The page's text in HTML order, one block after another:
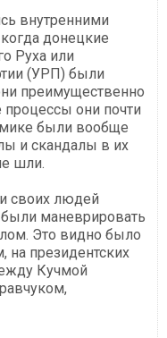
внутренними
донецкие
Руха или
(УРП) были
преимущественно
они почти
были вообще
и скандалы в их
шли.
своих людей
маневрировать
Это видно было
на президентских
Кучмой